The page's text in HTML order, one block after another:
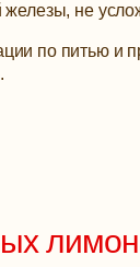
не
по питью и